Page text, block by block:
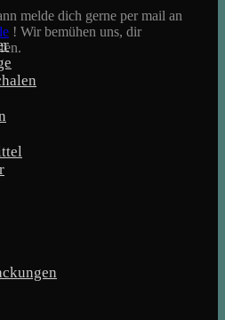
melde dich gerne per mail an
! Wir bemühen uns, dir